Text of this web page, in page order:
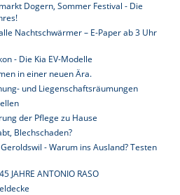
Dogern, Sommer Festival - Die
Nachtschwärmer – E-Paper ab 3 Uhr
- Die Kia EV-Modelle
in einer neuen Ära.
und Liegenschaftsräumungen
der Pflege zu Hause
Blechschaden?
Geroldswil - Warum ins Ausland? Testen
JAHRE ANTONIO RASO